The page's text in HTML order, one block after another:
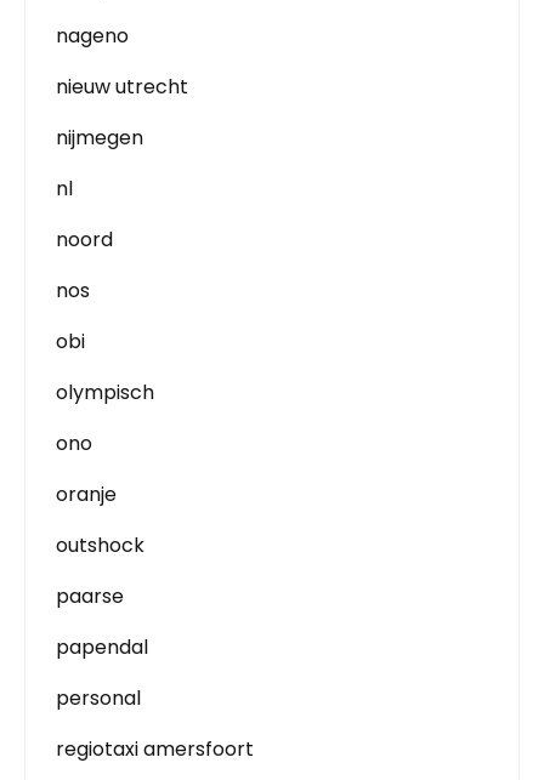
nageno
nieuw utrecht
nijmegen
nl
noord
nos
obi
olympisch
ono
oranje
outshock
paarse
papendal
personal
regiotaxi amersfoort